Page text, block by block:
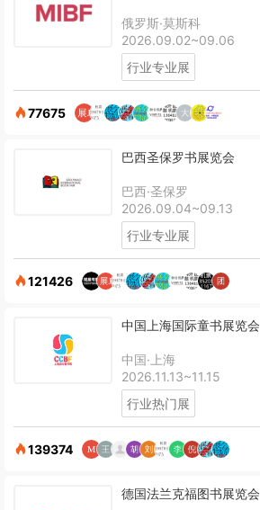
俄罗斯·莫斯科
2026.09.02~09.06
行业专业展
77675
巴西圣保罗书展览会
巴西·圣保罗
2026.09.04~09.13
行业专业展
121426
中国上海国际童书展览会
中国·上海
2026.11.13~11.15
行业热门展
139374
德国法兰克福图书展览会